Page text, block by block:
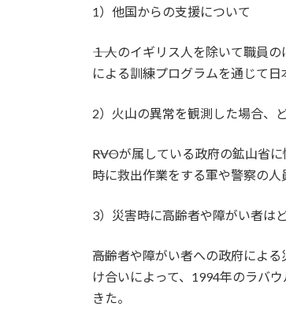
1）他国からの支援について
――１人のイギリス人を除いて職員
による訓練プログラムを通じて日
2）火山の異常を観測した場合、
――RVOが属している政府の鉱山
時に救出作業をする軍や警察の人
3）災害時に高齢者や障がい者は
――高齢者や障がい者への政府に
け合いによって、1994年のラバ
きた。